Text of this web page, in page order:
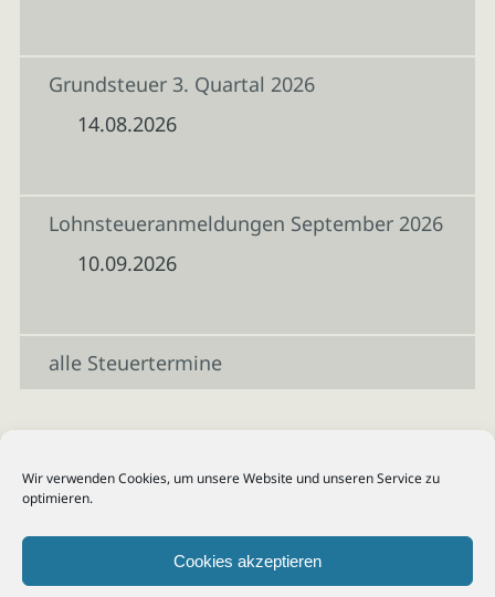
Wir verwenden Cookies, um unsere Website und unseren Service zu
optimieren.
Cookies akzeptieren
Grundsteuer 3. Quartal 2026
14.08.2026
Lohnsteueranmeldungen September 2026
10.09.2026
alle Steuertermine